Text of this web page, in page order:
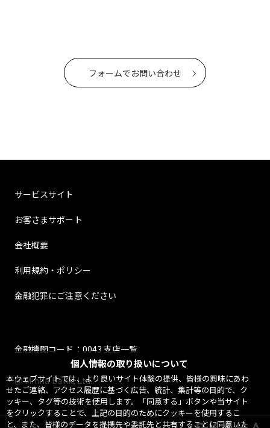
個人情報の取り扱いについて
本ウェブサイトでは、より良いサイト体験の提供、皆様の興味にあわ
せたご連絡、アクセス履歴に基づく広告、統計、集計等の目的で、ク
ッキー、タグ等の技術を使用します。「同意する」ボタンや当サイト
をクリックすることで、上記の目的のためにクッキーを使用するこ
と、また、皆様のデータを提携先や委託先と共有することに同意いた
フォームでお問い合わせ
サービスサイト
お客さまサポート
会社概要
利用規約・ポリシー
金融犯罪にご注意ください
金融機関コード：0043 支店一覧
@ Minna Bank, Ltd.